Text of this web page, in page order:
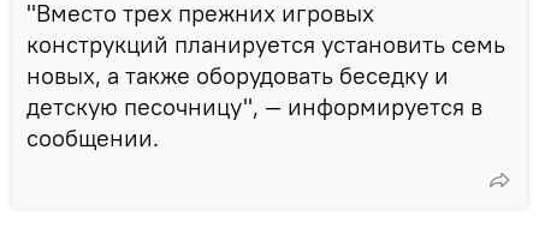
"Вместо трех прежних игровых
конструкций планируется установить семь
новых, а также оборудовать беседку и
детскую песочницу", — информируется в
сообщении.